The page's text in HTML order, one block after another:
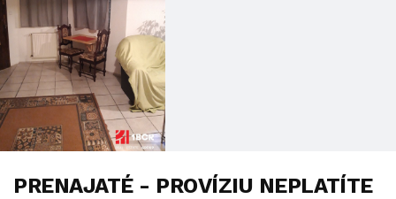
PRENAJATÉ - PROVÍZIU NEPLATÍTE